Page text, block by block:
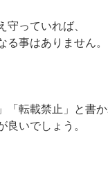
守っていれば、
る事はありません。
「転載禁止」と書
良いでしょう。